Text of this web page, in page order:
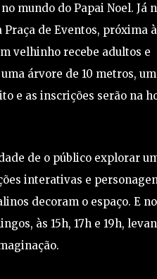
mundo do Papai Noel. Já
de Eventos, próxima à
velhinho recebe adultos e
árvore de 10 metros, um
e as inscrições serão na
de o público explorar
interativas e
decoram o espaço. E no
às 15h, 17h e 19h,